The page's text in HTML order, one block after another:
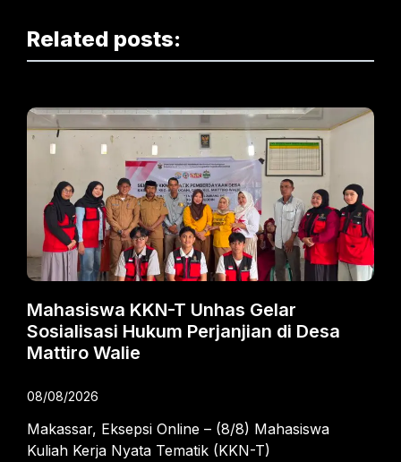
Related posts:
Mahasiswa KKN-T Unhas Gelar
Sosialisasi Hukum Perjanjian di Desa
Mattiro Walie
08/08/2026
Makassar, Eksepsi Online – (8/8) Mahasiswa
Kuliah Kerja Nyata Tematik (KKN-T)